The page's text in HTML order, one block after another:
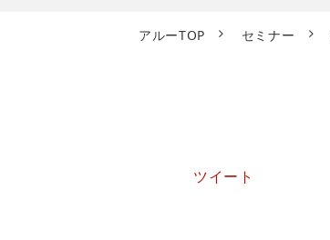
アルーTOP セミナー
ツイート